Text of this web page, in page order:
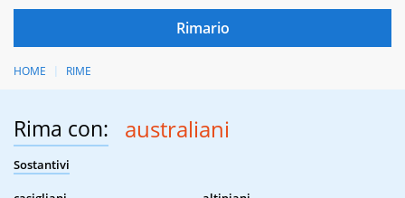
HOME RIME
Rima con: australiani
Sostantivi